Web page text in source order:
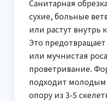
Санитарная
сухие, больные
или растут
Это
или мучнистая
проветривание.
подходит молодым
опору из 3-5